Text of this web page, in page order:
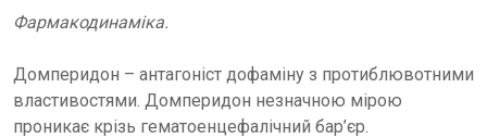
Фармакодинаміка.
Домперидон – антагоніст дофаміну з протиблювотними
властивостями. Домперидон незначною мірою
проникає крізь гематоенцефалічний бар’єр.